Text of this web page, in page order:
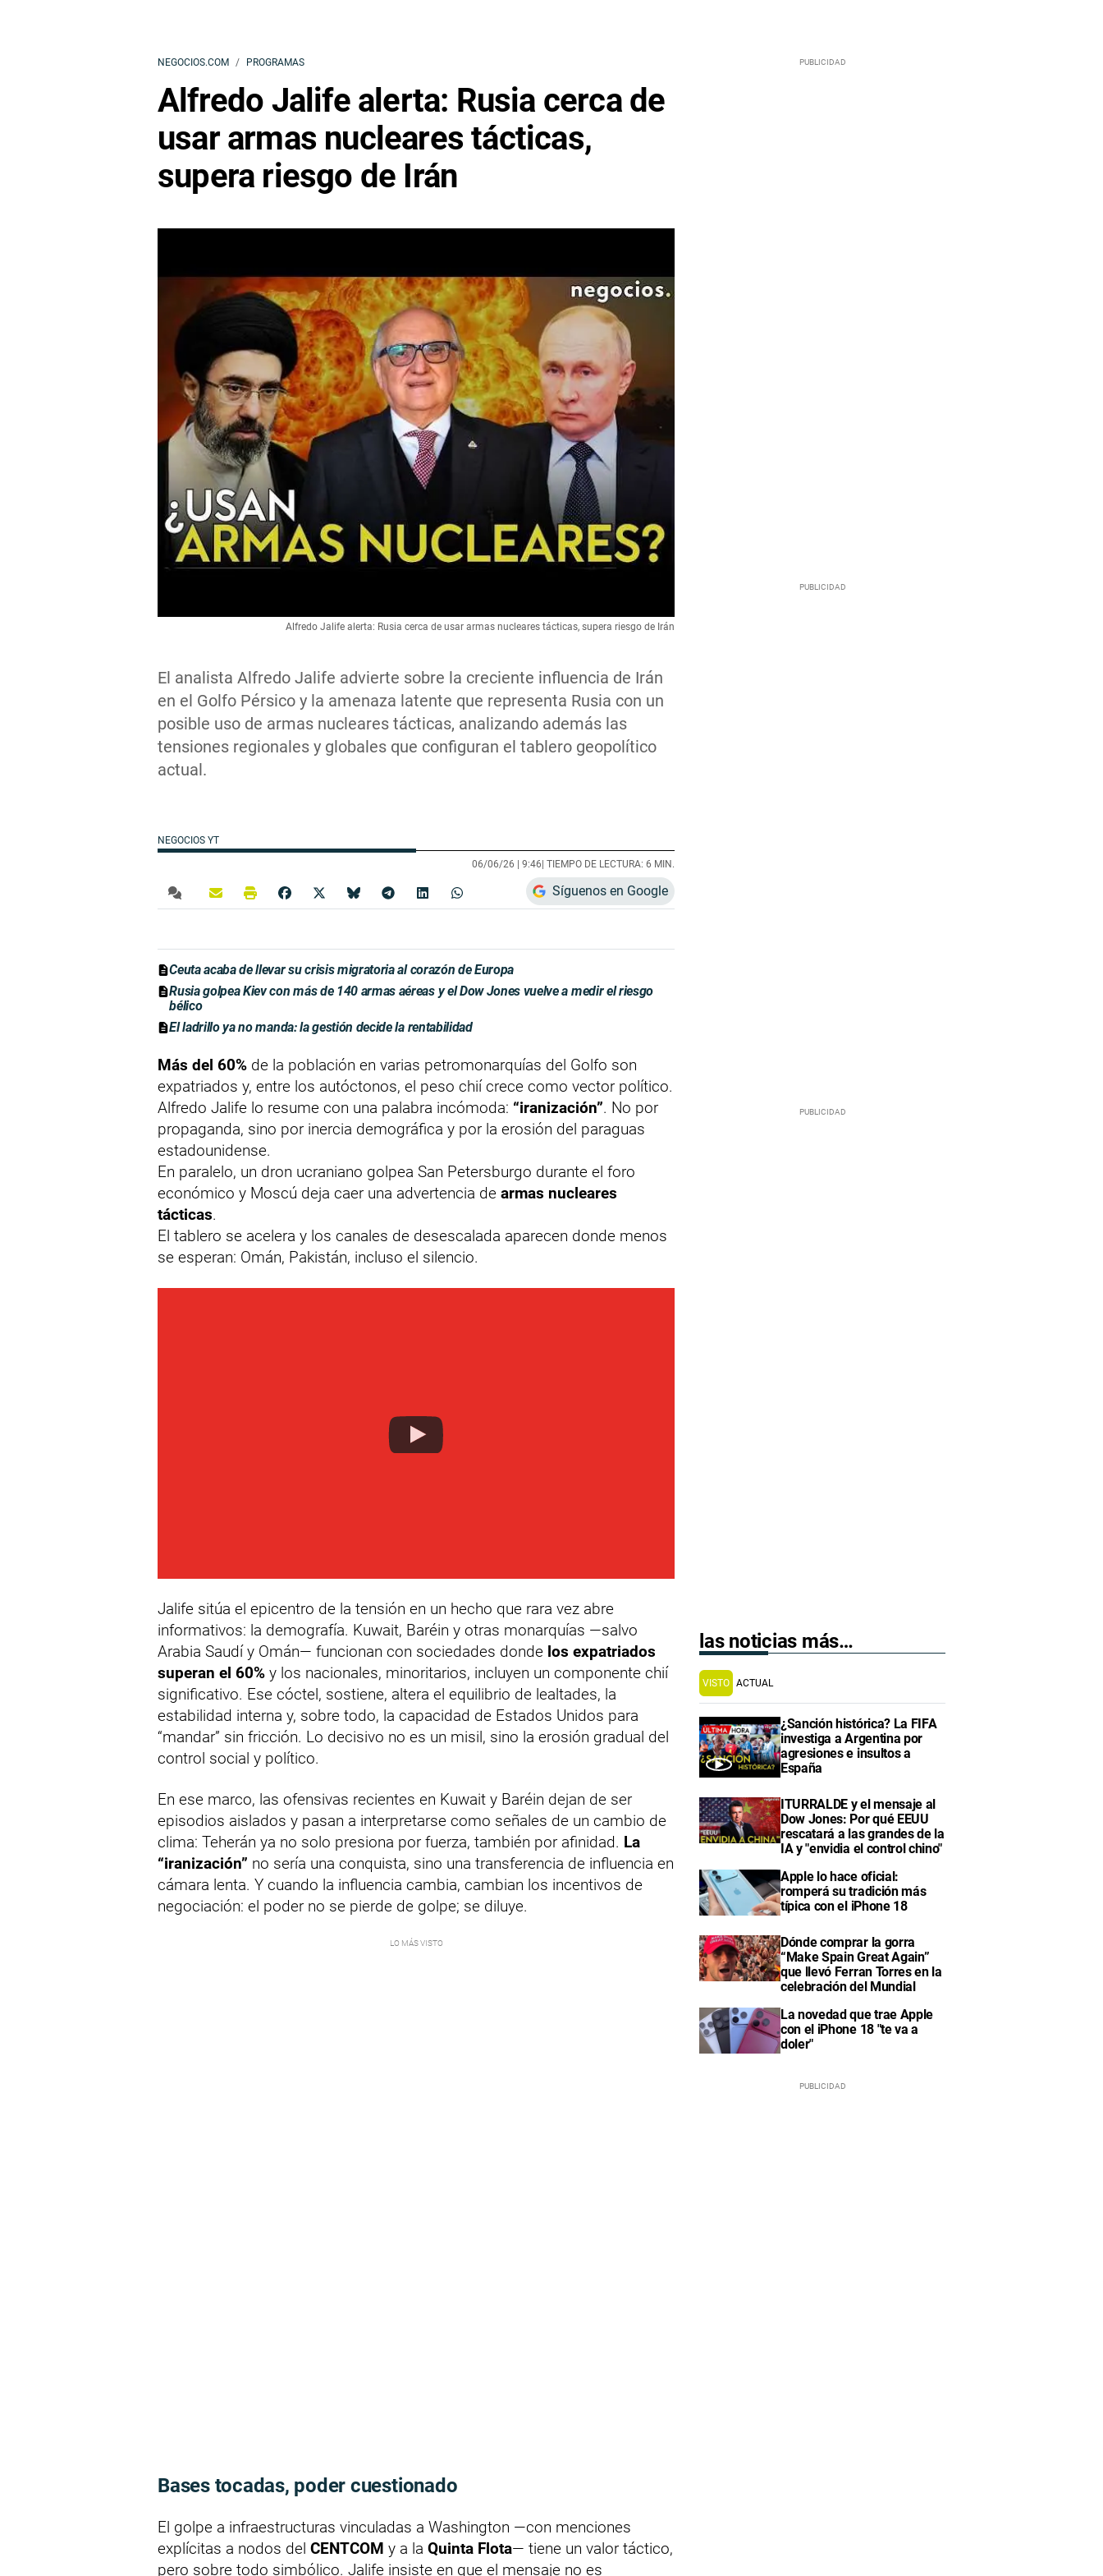
NEGOCIOS.COM PROGRAMAS
Alfredo Jalife alerta: Rusia cerca de
usar armas nucleares tácticas,
supera riesgo de Irán
El analista Alfredo Jalife advierte sobre la creciente influencia de Irán
en el Golfo Pérsico y la amenaza latente que representa Rusia con un
posible uso de armas nucleares tácticas, analizando además las
tensiones regionales y globales que configuran el tablero geopolítico
actual.
Alfredo Jalife alerta: Rusia cerca de usar armas nucleares tácticas, supera riesgo de Irán
NEGOCIOS YT
06/06/26 | 9:46| TIEMPO DE LECTURA: 6 MIN.
Síguenos en Google
Ceuta acaba de llevar su crisis migratoria al corazón de Europa
Rusia golpea Kiev con más de 140 armas aéreas y el Dow Jones vuelve a medir el riesgo
bélico
El ladrillo ya no manda: la gestión decide la rentabilidad
Más del 60% de la población en varias petromonarquías del Golfo son
expatriados y, entre los autóctonos, el peso chií crece como vector político.
Alfredo Jalife lo resume con una palabra incómoda: “iranización”. No por
propaganda, sino por inercia demográfica y por la erosión del paraguas
estadounidense.
En paralelo, un dron ucraniano golpea San Petersburgo durante el foro
económico y Moscú deja caer una advertencia de armas nucleares
tácticas.
El tablero se acelera y los canales de desescalada aparecen donde menos
se esperan: Omán, Pakistán, incluso el silencio.
Jalife sitúa el epicentro de la tensión en un hecho que rara vez abre
informativos: la demografía. Kuwait, Baréin y otras monarquías —salvo
Arabia Saudí y Omán— funcionan con sociedades donde los expatriados
superan el 60% y los nacionales, minoritarios, incluyen un componente chií
significativo. Ese cóctel, sostiene, altera el equilibrio de lealtades, la
estabilidad interna y, sobre todo, la capacidad de Estados Unidos para
“mandar” sin fricción. Lo decisivo no es un misil, sino la erosión gradual del
control social y político.
En ese marco, las ofensivas recientes en Kuwait y Baréin dejan de ser
episodios aislados y pasan a interpretarse como señales de un cambio de
clima: Teherán ya no solo presiona por fuerza, también por afinidad. La
“iranización” no sería una conquista, sino una transferencia de influencia en
cámara lenta. Y cuando la influencia cambia, cambian los incentivos de
negociación: el poder no se pierde de golpe; se diluye.
Bases tocadas, poder cuestionado
El golpe a infraestructuras vinculadas a Washington —con menciones
explícitas a nodos del CENTCOM y a la Quinta Flota— tiene un valor táctico,
pero sobre todo simbólico. Jalife insiste en que el mensaje no es
las noticias más…
VISTO ACTUAL
¿Sanción histórica? La FIFA
investiga a Argentina por
agresiones e insultos a
España
ITURRALDE y el mensaje al
Dow Jones: Por qué EEUU
rescatará a las grandes de la
IA y "envidia el control chino"
Apple lo hace oficial:
romperá su tradición más
típica con el iPhone 18
Dónde comprar la gorra
“Make Spain Great Again”
que llevó Ferran Torres en la
celebración del Mundial
La novedad que trae Apple
con el iPhone 18 "te va a
doler"